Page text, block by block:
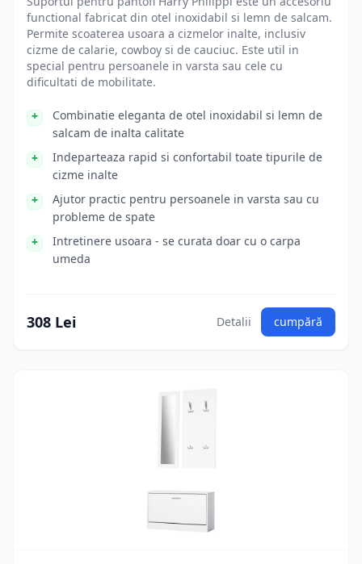
functional fabricat din otel inoxidabil si lemn de salcam.
Permite scoaterea usoara a cizmelor inalte, inclusiv
cizme de calarie, cowboy si de cauciuc. Este util in
special pentru persoanele in varsta sau cele cu
dificultati de mobilitate.
Combinatie eleganta de otel inoxidabil si lemn de
salcam de inalta calitate
Indeparteaza rapid si confortabil toate tipurile de
cizme inalte
Ajutor practic pentru persoanele in varsta sau cu
probleme de spate
Intretinere usoara - se curata doar cu o carpa
umeda
308 Lei Detalii cumpără